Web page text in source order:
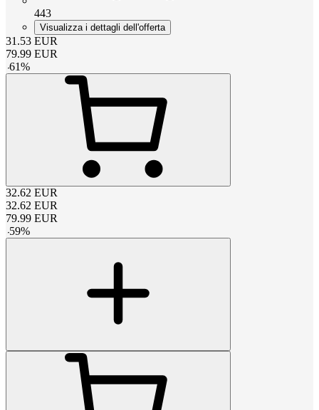
443
Visualizza i dettagli dell'offerta
31.53 EUR
79.99 EUR
-61%
32.62 EUR
32.62 EUR
79.99 EUR
-59%